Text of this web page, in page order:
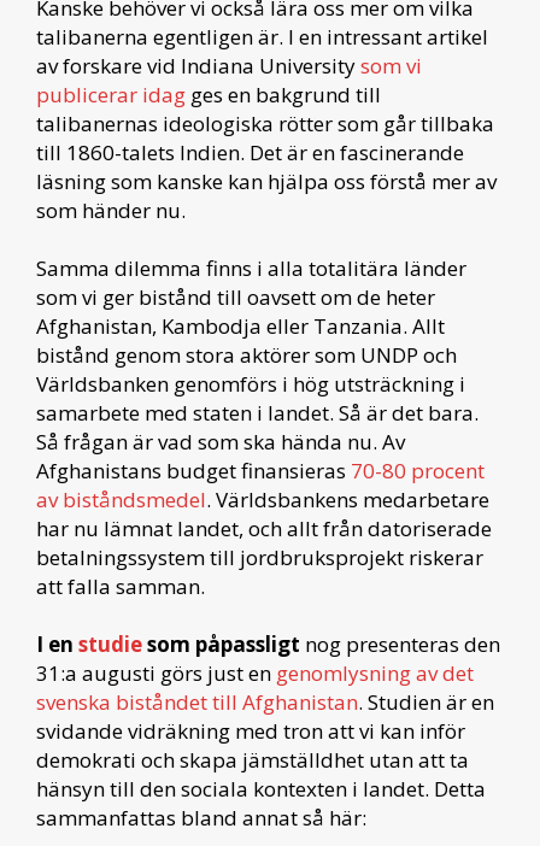
Kanske behöver vi också lära oss mer om vilka
talibanerna egentligen är. I en intressant artikel
av forskare vid Indiana Universitysom vi
publicerar idag ges en bakgrund till
talibanernas ideologiska rötter som går tillbaka
till 1860-talets Indien. Det är en fascinerande
läsning som kanske kan hjälpa oss förstå mer av
som händer nu.
Samma dilemma finns i alla totalitära länder
som vi ger bistånd till oavsett om de heter
Afghanistan, Kambodja eller Tanzania. Allt
bistånd genom stora aktörer som UNDP och
Världsbanken genomförs i hög utsträckning i
samarbete med staten i landet. Så är det bara.
Så frågan är vad som ska hända nu. Av
Afghanistans budget finansieras 70-80 procent
av biståndsmedel. Världsbankens medarbetare
har nu lämnat landet, och allt från datoriserade
betalningssystem till jordbruksprojekt riskerar
att falla samman.
I en studiesom påpassligt nog presenteras den
31:a augusti görs just en genomlysning av det
svenska biståndet till Afghanistan. Studien är en
svidande vidräkning med tron att vi kan inför
demokrati och skapa jämställdhet utan att ta
hänsyn till den sociala kontexten i landet. Detta
sammanfattas bland annat så här: